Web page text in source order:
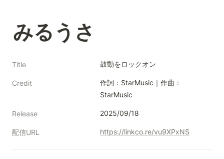
みるうさ
Title 鼓動をロックオン
Credit
作詞：StarMusic｜作曲：
StarMusic
Release 2025/09/18
配信URL https://linkco.re/vu9XPxNS